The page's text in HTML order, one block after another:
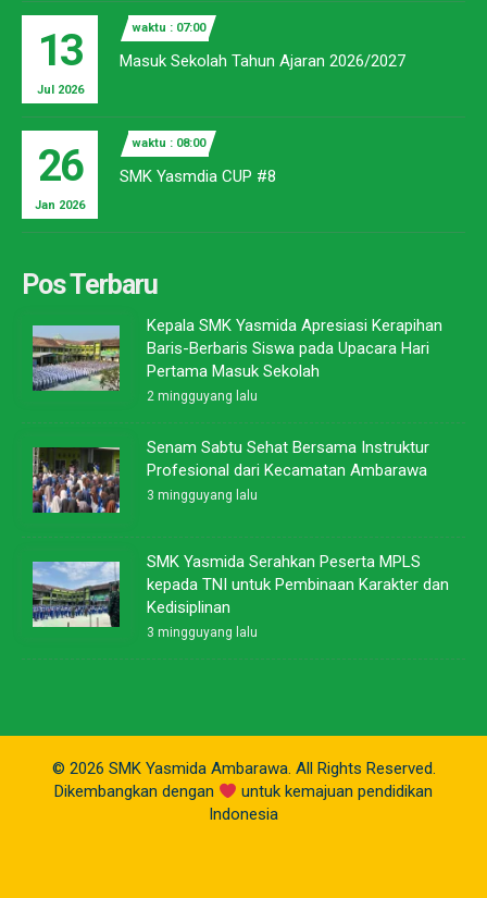
13
Jul 2026
waktu : 07:00
Masuk Sekolah Tahun Ajaran 2026/2027
26
Jan 2026
waktu : 08:00
SMK Yasmdia CUP #8
Pos Terbaru
Kepala SMK Yasmida Apresiasi Kerapihan
Baris-Berbaris Siswa pada Upacara Hari
Pertama Masuk Sekolah
2 mingguyang lalu
Senam Sabtu Sehat Bersama Instruktur
Profesional dari Kecamatan Ambarawa
3 mingguyang lalu
SMK Yasmida Serahkan Peserta MPLS
kepada TNI untuk Pembinaan Karakter dan
Kedisiplinan
3 mingguyang lalu
© 2026 SMK Yasmida Ambarawa. All Rights Reserved.
Dikembangkan dengan
untuk kemajuan pendidikan
Indonesia